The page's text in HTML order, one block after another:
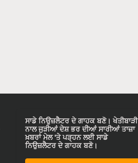
ਸਾਡੇ ਨਿਉਜ਼ਲੈਟਰ ਦੇ ਗਾਹਕ ਬਣੋ। ਖੇਤੀਬਾੜੀ
ਨਾਲ ਜੁੜੀਆਂ ਦੇਸ਼ ਭਰ ਦੀਆਂ ਸਾਰੀਆਂ ਤਾਜ਼ਾ
ਖ਼ਬਰਾਂ ਮੇਲ 'ਤੇ ਪੜ੍ਹਨ ਲਈ ਸਾਡੇ
ਨਿਉਜ਼ਲੈਟਰ ਦੇ ਗਾਹਕ ਬਣੋ।